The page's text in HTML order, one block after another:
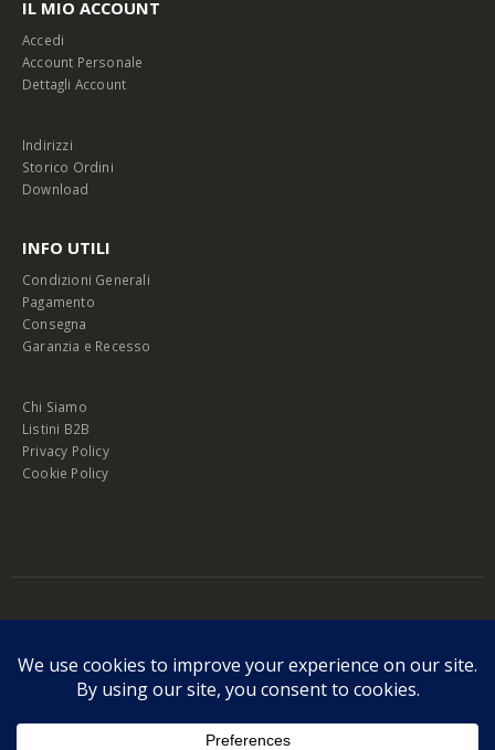
IL MIO ACCOUNT
Accedi
Account Personale
Dettagli Account
Indirizzi
Storico Ordini
Download
INFO UTILI
Condizioni Generali
Pagamento
Consegna
Garanzia e Recesso
Chi Siamo
Listini B2B
Privacy Policy
Cookie Policy
© Copyright 2026 Melopero S.r.l. | Headquarter: Viale Manzoni, 26 - 00185
P.IVA 13420451000Privacy Policy|Cookie Policy